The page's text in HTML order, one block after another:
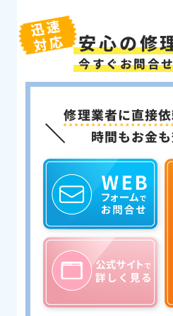
迅速
対応 安心の修
今すぐお問合
修理業者に直接
時間もお金も